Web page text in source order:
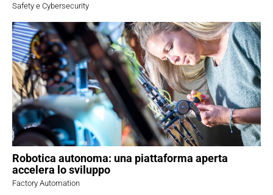
Safety e Cybersecurity
Robotica autonoma: una piattaforma aperta
accelera lo sviluppo
Factory Automation